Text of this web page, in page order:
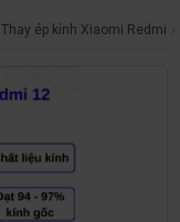
Thay ép kính Xiaomi Redmi